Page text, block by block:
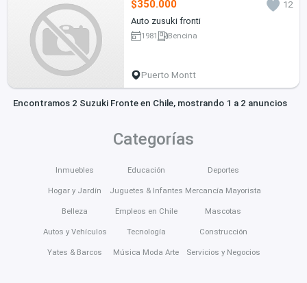
$350.000
12
Auto zusuki fronti
1981 Bencina
Puerto Montt
Encontramos 2 Suzuki Fronte en Chile, mostrando 1 a 2 anuncios
Categorías
Inmuebles
Hogar y Jardín
Belleza
Autos y Vehículos
Yates & Barcos
Educación
Juguetes & Infantes
Empleos en Chile
Tecnología
Música Moda Arte
Deportes
Mercancía Mayorista
Mascotas
Construcción
Servicios y Negocios